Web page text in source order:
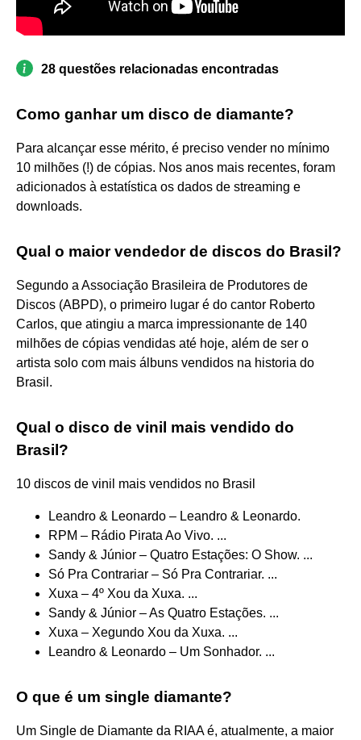
28 questões relacionadas encontradas
Como ganhar um disco de diamante?
Para alcançar esse mérito, é preciso vender no mínimo
10 milhões (!) de cópias. Nos anos mais recentes, foram
adicionados à estatística os dados de streaming e
downloads.
Qual o maior vendedor de discos do Brasil?
Segundo a Associação Brasileira de Produtores de
Discos (ABPD), o primeiro lugar é do cantor Roberto
Carlos, que atingiu a marca impressionante de 140
milhões de cópias vendidas até hoje, além de ser o
artista solo com mais álbuns vendidos na historia do
Brasil.
Qual o disco de vinil mais vendido do
Brasil?
10 discos de vinil mais vendidos no Brasil
Leandro & Leonardo – Leandro & Leonardo.
RPM – Rádio Pirata Ao Vivo. ...
Sandy & Júnior – Quatro Estações: O Show. ...
Só Pra Contrariar – Só Pra Contrariar. ...
Xuxa – 4º Xou da Xuxa. ...
Sandy & Júnior – As Quatro Estações. ...
Xuxa – Xegundo Xou da Xuxa. ...
Leandro & Leonardo – Um Sonhador. ...
O que é um single diamante?
Um Single de Diamante da RIAA é, atualmente, a maior